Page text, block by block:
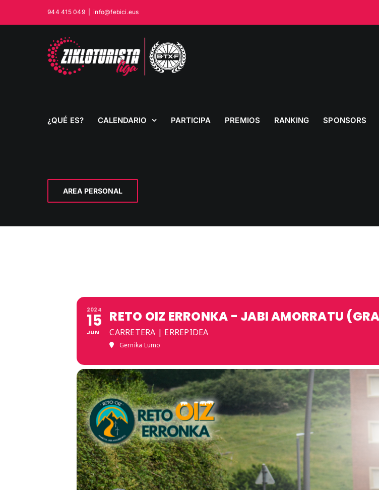
944 415 049 info@febici.eus
¿QUÉ ES? CALENDARIO PARTICIPA PREMIOS RANKING SPONSORS
AREA PERSONAL
2024
15
JUN
RETO OIZ ERRONKA - JABI AMORRATU
CARRETERA | ERREPIDEA
Gernika Lumo